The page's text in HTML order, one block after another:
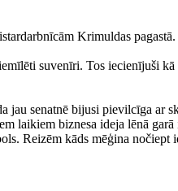
Krimuldas pagastā.
suvenīri. Tos iecienījuši
jau senatnē bijusi pievilcīga ar
laikiem biznesa ideja lēnā
Reizēm kāds mēģina nočiept